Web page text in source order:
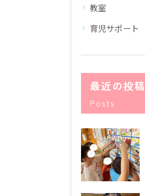
教室
育児サポート
最近の投稿
Posts